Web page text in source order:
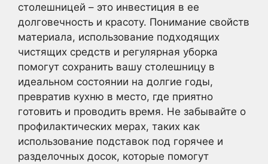
столешницей – это инвестиция в ее
долговечность и красоту. Понимание свойств
материала, использование подходящих
чистящих средств и регулярная уборка
помогут сохранить вашу столешницу в
идеальном состоянии на долгие годы,
превратив кухню в место, где приятно
готовить и проводить время. Не забывайте о
профилактических мерах, таких как
использование подставок под горячее и
разделочных досок, которые помогут